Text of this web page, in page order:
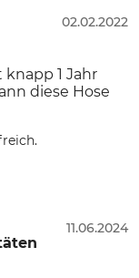
02.02.2022
1 Jahr
diese Hose
11.06.2024